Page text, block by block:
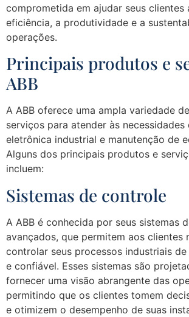
comprometida em ajudar seus clientes
eficiência, a produtividade e a
operações.
Principais produtos e
ABB
A ABB oferece uma ampla variedade
serviços para atender às
eletrônica industrial e manutenção de
Alguns dos principais produtos e
incluem:
Sistemas de controle
A ABB é conhecida por seus sistemas
avançados, que permitem aos clientes
controlar seus processos industriais
e confiável. Esses sistemas são
fornecer uma visão abrangente das
permitindo que os clientes tomem
e otimizem o desempenho de suas